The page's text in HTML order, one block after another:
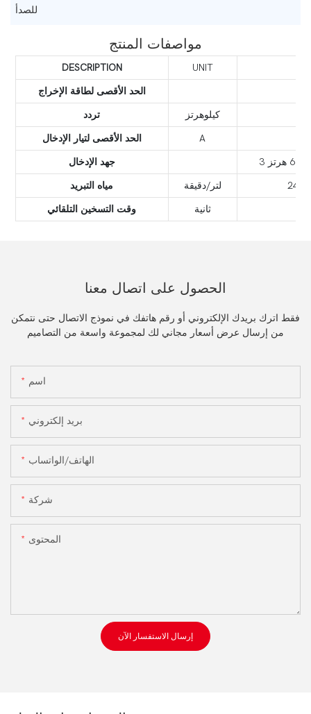
مواصفات المنتج
DESCRIPTION
UNIT
الحد الأقصى لطاقة الإخراج
تردد
كيلوهرتز
الحد الأقصى لتيار الإدخال
A
جهد الإدخال
مياه التبريد
لتر/دقيقة
وقت التسخين التلقائي
ثانية
الحصول على اتصال معنا
فقط اترك بريدك الإلكتروني أو رقم هاتفك في نموذج الاتصال حتى نتمكن
من إرسال عرض أسعار مجاني لك لمجموعة واسعة من التصاميم
اسم
بريد إلكتروني
الهاتف/الواتساب
شركة
المحتوى
إرسال الاستفسار الآن